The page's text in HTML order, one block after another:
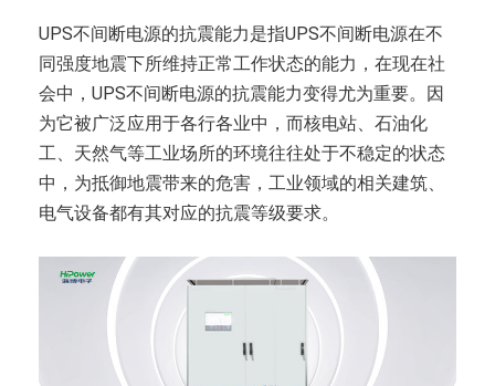
UPS不间断电源的抗震能力是指UPS不间断电源在不
同强度地震下所维持正常工作状态的能力，在现在社
会中，UPS不间断电源的抗震能力变得尤为重要。因
为它被广泛应用于各行各业中，而核电站、石油化
工、天然气等工业场所的环境往往处于不稳定的状态
中，为抵御地震带来的危害，工业领域的相关建筑、
电气设备都有其对应的抗震等级要求。